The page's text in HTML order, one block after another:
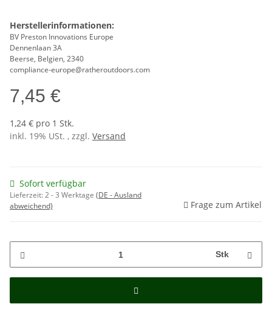
Herstellerinformationen:
BV Preston Innovations Europe
Dennenlaan 3A
Beerse, Belgien, 2340
compliance-europe@ratheroutdoors.com
7,45 €
1,24 € pro 1 Stk.
inkl. 19% USt. , zzgl. Versand
Sofort verfügbar
Lieferzeit:2 - 3 Werktage (DE - Ausland
abweichend)
Frage zum Artikel
Stk